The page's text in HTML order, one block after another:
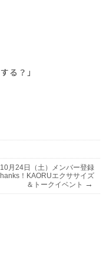
る？」
10月24日（土）メンバー登録
！KAORUエクササイズ
＆トークイベント →